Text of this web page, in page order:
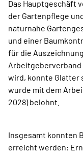
Das Hauptgeschäft
der Gartenpflege
naturnahe
und einer
für die
Arbeitgeberverband
wird, konnte Glatter
wurde mit dem
2028) belohnt.
Insgesamt konnten
erreicht werden: